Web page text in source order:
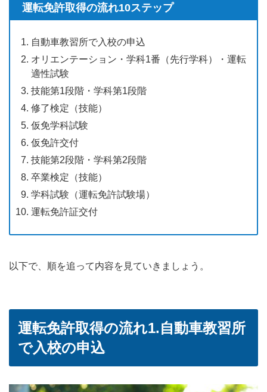
運転免許取得の流れ10ステップ
自動車教習所で入校の申込
オリエンテーション・学科1番（先行学科）・運転
適性試験
技能第1段階・学科第1段階
修了検定（技能）
仮免学科試験
仮免許交付
技能第2段階・学科第2段階
卒業検定（技能）
学科試験（運転免許試験場）
運転免許証交付
以下で、順を追って内容を見ていきましょう。
運転免許取得の流れ1.自動車教習所
で入校の申込